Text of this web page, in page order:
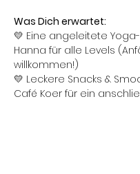
Was Dich erwartet:
💛 Eine angeleitete
Hanna für alle Levels
willkommen!)
💛 Leckere Snacks &
Café Koer für ein